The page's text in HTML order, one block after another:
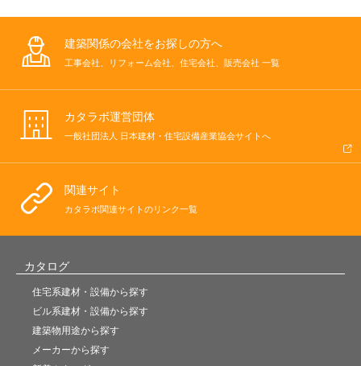
建築関係の会社をお探しの方へ
工事会社、リフォーム会社、住宅会社、販売会社 一覧
カタラボ運営団体
一般社団法人 日本建材・住宅設備産業協会サイトへ
関連サイト
カタラボ関連サイトのリンク一覧
カタログ
住宅系建材・設備から探す
ビル系建材・設備から探す
建築物用途から探す
メーカーから探す